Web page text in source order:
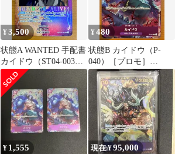
¥3,500
状態A WANTED 手配書
カイドウ（ST04-003）
［SR-SPC（スペシャル
カード）］ONEPIECE
ワンピースカードゲー
¥480
状態B カイドウ（P-
040）［プロモ］
【「ONE PIECE CARD
GAME 1st
ANNIVERSARY
COMPLETE GUIDE」
特典】ONEPIECE ワン
ピースカードゲーム
¥ 1,555 現在 ¥95,000